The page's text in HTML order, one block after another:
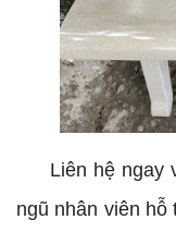
Liên hệ ngay
ngũ nhân viên